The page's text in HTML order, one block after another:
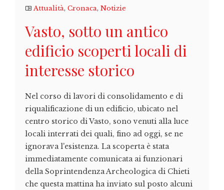
Attualità, Cronaca, Notizie
Vasto, sotto un antico
edificio scoperti locali di
interesse storico
Nel corso di lavori di consolidamento e di
riqualificazione di un edificio, ubicato nel
centro storico di Vasto, sono venuti alla luce
locali interrati dei quali, fino ad oggi, se ne
ignorava l'esistenza. La scoperta è stata
immediatamente comunicata ai funzionari
della Soprintendenza Archeologica di Chieti
che questa mattina ha inviato sul posto alcuni